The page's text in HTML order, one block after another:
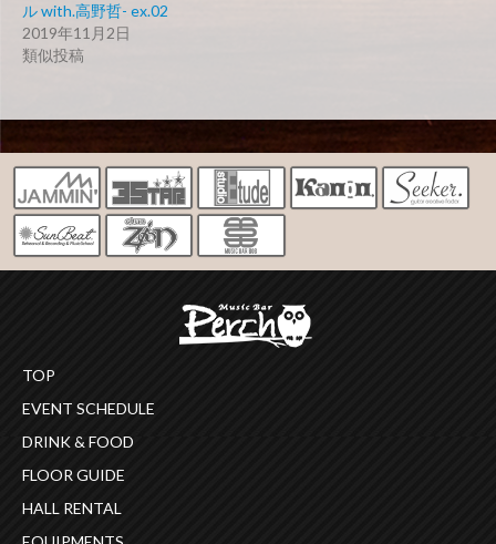
ル with.高野哲- ex.02
2019年11月2日
類似投稿
TOP
EVENT SCHEDULE
DRINK & FOOD
FLOOR GUIDE
HALL RENTAL